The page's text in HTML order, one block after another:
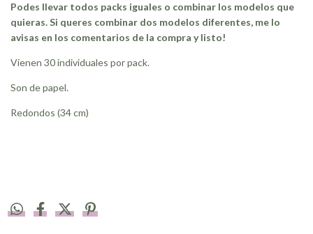
Podes llevar todos packs iguales o combinar los modelos que
quieras. Si queres combinar dos modelos diferentes, me lo
avisas en los comentarios de la compra y listo!
Vienen 30 individuales por pack.
Son de papel.
Redondos (34 cm)